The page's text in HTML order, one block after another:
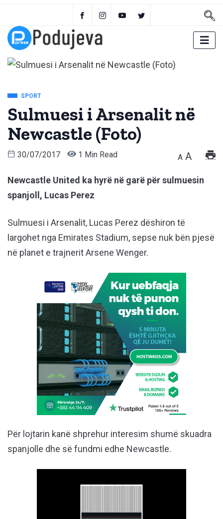
SPORT
Sulmuesi i Arsenalit në
Newcastle (Foto)
30/07/2017 1 Min Read A A
Newcastle United ka hyrë në garë për sulmuesin
spanjoll, Lucas Perez
Sulmuesi i Arsenalit, Lucas Perez dëshiron të
largohet nga Emirates Stadium, sepse nuk bën pjesë
në planet e trajnerit Arsene Wenger.
Për lojtarin kanë shprehur interesim shumë skuadra
spanjolle dhe së fundmi edhe Newcastle.